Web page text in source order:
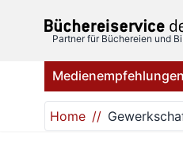
Partner für Büchereien und
Medienempfehlungen
Home